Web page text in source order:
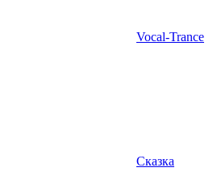
Vocal-Trance
Сказка